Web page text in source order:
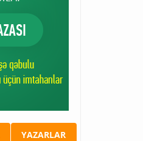
YAZARLAR